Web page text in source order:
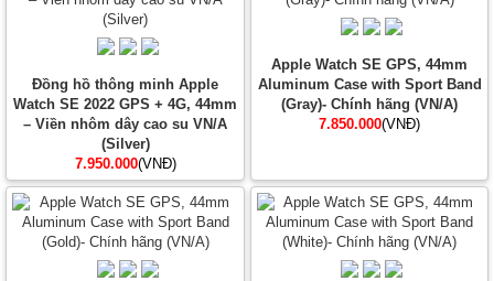
Đồng hồ thông minh Apple
Watch SE 2022 GPS + 4G, 44mm
– Viền nhôm dây cao su VN/A
(Silver)
7.950.000(VNĐ)
Apple Watch SE GPS, 44mm
Aluminum Case with Sport Band
(Gray)- Chính hãng (VN/A)
7.850.000(VNĐ)